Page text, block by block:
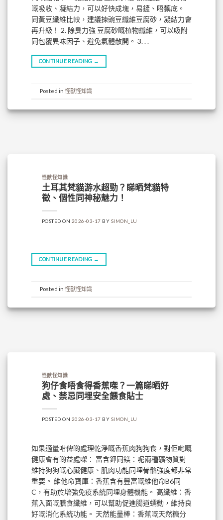
嘅吸收、凝結力，可以好快成塊，易鏟、唔黐底。
同黃豆纖維比較，建議揀豌豆纖維豆腐砂，凝結力會
再升級！ 2. 除臭力強 豆腐砂嘅植物纖維，可以吸附
同包覆異味因子、避免氣體散開。 3. . .
CONTINUE READING →
Posted in 怪獸怪知識
怪獸怪知識
土耳其梵貓游水超勁？睇晒梵貓特
徵、個性同神秘魅力！
POSTED ON 2026-03-17 BY SIMON_LU
CONTINUE READING →
Posted in 怪獸怪知識
怪獸怪知識
狗仔食唔食得香蕉㗎？一篇睇晒好
處、禁忌同埋安全餵食貼士
POSTED ON 2026-03-17 BY SIMON_LU
如果適量咁俾啲處理乾淨嘅香蕉肉狗狗食，對佢哋嘅
健康會有啲益處㗎： 富含鉀同鎂：呢兩種礦物質對
維持狗狗嘅心臟健康、肌肉功能同埋骨骼強度都非常
重要。 維他命寶庫：香蕉含有豐富嘅維他命B6同
C，有助於增強免疫系統同埋身體機能。 高纖維：香
蕉入面嘅膳食纖維，可以幫助促進腸道蠕動，維持良
好嘅消化系統功能。 天然能量棒：香蕉嘅天然糖分